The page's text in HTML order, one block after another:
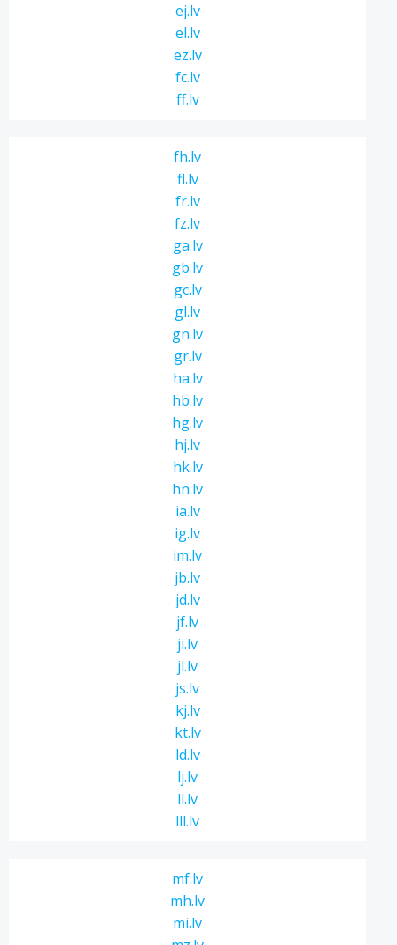
ej.lv
el.lv
ez.lv
fc.lv
ff.lv
fh.lv
fl.lv
fr.lv
fz.lv
ga.lv
gb.lv
gc.lv
gl.lv
gn.lv
gr.lv
ha.lv
hb.lv
hg.lv
hj.lv
hk.lv
hn.lv
ia.lv
ig.lv
im.lv
jb.lv
jd.lv
jf.lv
ji.lv
jl.lv
js.lv
kj.lv
kt.lv
ld.lv
lj.lv
ll.lv
lll.lv
mf.lv
mh.lv
mi.lv